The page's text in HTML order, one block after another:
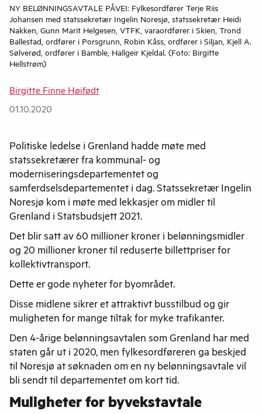
NY BELØNNINGSAVTALE PÅVEI: Fylkesordfører Terje Riis
Johansen med statssekretær Ingelin Noresjø, statssekretær Heidi
Nakken, Gunn Marit Helgesen, VTFK, varaordfører i Skien, Trond
Ballestad, ordfører i Porsgrunn, Robin Kåss, ordfører i Siljan, Kjell A.
Sølverød, ordfører i Bamble, Hallgeir Kjeldal. (Foto: Birgitte
Hellstrøm)
Birgitte Finne Høifødt
01.10.2020
Politiske ledelse i Grenland hadde møte med
statssekretærer fra kommunal- og
moderniseringsdepartementet og
samferdselsdepartementet i dag. Statssekretær Ingelin
Noresjø kom i møte med lekkasjer om midler til
Grenland i Statsbudsjett 2021.
Det blir satt av 60 millioner kroner i belønningsmidler
og 20 millioner kroner til reduserte billettpriser for
kollektivtransport.
Dette er gode nyheter for byområdet.
Disse midlene sikrer et attraktivt busstilbud og gir
muligheten for mange tiltak for myke trafikanter.
Den 4-årige belønningsavtalen som Grenland har med
staten går ut i 2020, men fylkesordføreren ga beskjed
til Noresjø at søknaden om en ny belønningsavtale vil
bli sendt til departementet om kort tid.
Muligheter for byvekstavtale